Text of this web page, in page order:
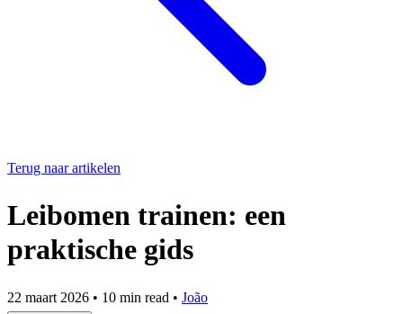
Terug naar artikelen
Leibomen trainen: een
praktische gids
22 maart 2026 • 10 min read • João